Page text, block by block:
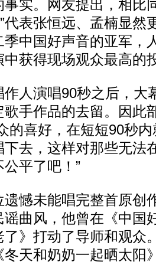
实。网友提出，相比
代表张恒远、孟楠显然
中国好声音的亚军，
获得现场观众最高的
演唱90秒之后，大
手作品的去留。因此
的喜好，在短短90秒
去，这样对那些无法
平了吧！”
未能唱完整首原创
曲风，他曾在《中国
》打动了导师和观众
天和奶奶一起晒太阳